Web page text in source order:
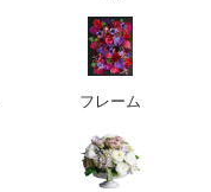
フレーム